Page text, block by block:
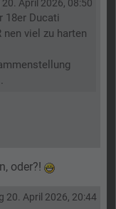
April 2026, 08:50
18er Ducati
nen viel zu harten
oder?!
20. April 2026, 20:44